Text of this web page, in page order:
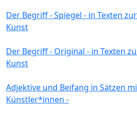
Der Begriff - Spiegel - in Texten
Kunst
Der Begriff - Original - in Texten
Kunst
Adjektive und Beifang in Sätzen
Künstler*innen -